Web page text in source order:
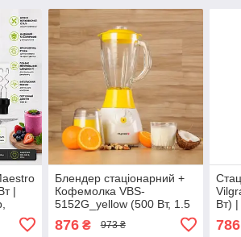
|
Блендер стаціонарний +
Кофемолка VBS-
5152G_yellow (500 Вт, 1.5
876₴ 973 ₴
Вт) |
для
786